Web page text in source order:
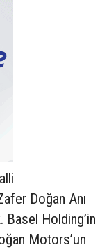
Doğan Anı
Basel Holding’in
Motors’un